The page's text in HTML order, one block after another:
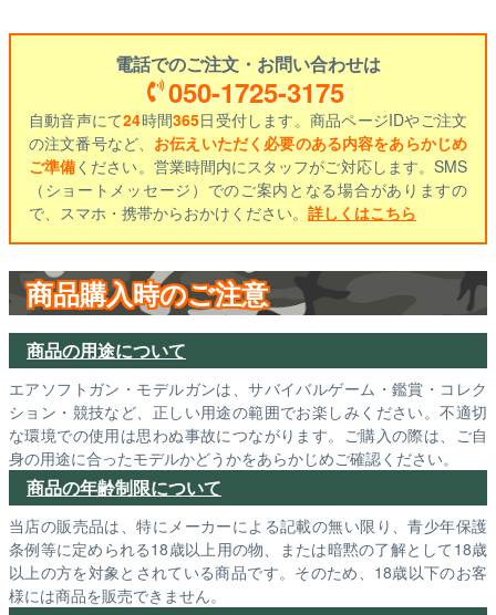
電話でのご注文・お問い合わせは
050-1725-3175
自動音声にて24時間365日受付します。商品ページIDやご注文
の注文番号など、 お伝えいただく必要のある内容をあらかじめ
ご準備ください。営業時間内にスタッフがご対応します。SMS
（ショートメッセージ）でのご案内となる場合がありますの
で、スマホ・携帯からおかけください。 詳しくはこちら
商品購入時のご注意
商品の用途について
エアソフトガン・モデルガンは、サバイバルゲーム・鑑賞・コレク
ション・競技など、正しい用途の範囲でお楽しみください。不適切
な環境での使用は思わぬ事故につながります。ご購入の際は、ご自
身の用途に合ったモデルかどうかをあらかじめご確認ください。
商品の年齢制限について
当店の販売品は、特にメーカーによる記載の無い限り、青少年保護
条例等に定められる18歳以上用の物、または暗黙の了解として18歳
以上の方を対象とされている商品です。そのため、18歳以下のお客
様には商品を販売できません。